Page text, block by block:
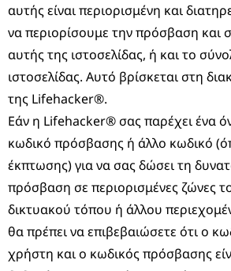
αυτής είναι περιορισμένη και
να περιορίσουμε την πρόσβαση και
αυτής της ιστοσελίδας, ή και το
ιστοσελίδας. Αυτό βρίσκεται στη
της Lifehacker®.
Εάν η Lifehacker® σας παρέχει ένα
κωδικό πρόσβασης ή άλλο κωδικό
έκπτωσης) για να σας δώσει τη
πρόσβαση σε περιορισμένες ζώνες
δικτυακού τόπου ή άλλου
θα πρέπει να επιβεβαιώσετε ότι ο
χρήστη και ο κωδικός πρόσβασης